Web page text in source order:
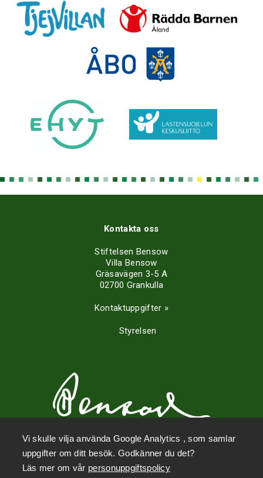
Kontakta oss
Stiftelsen Bensow
Villa Bensow
Gräsavägen 3-5 A
02700 Grankulla
Kontaktuppgifter »
Styrelsen
Sociala medier
Vi skulle vilja använda Google Analytics , som samlar
uppgifter om ditt besök. Godkänner du det?
Läs mer om vår personuppgiftspolicy